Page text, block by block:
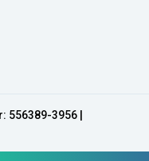
3956 |